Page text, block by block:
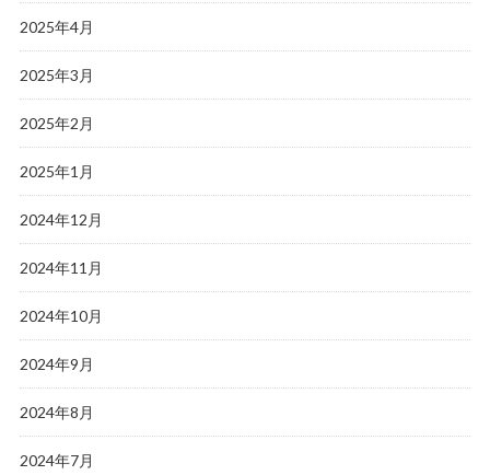
2025年4月
2025年3月
2025年2月
2025年1月
2024年12月
2024年11月
2024年10月
2024年9月
2024年8月
2024年7月